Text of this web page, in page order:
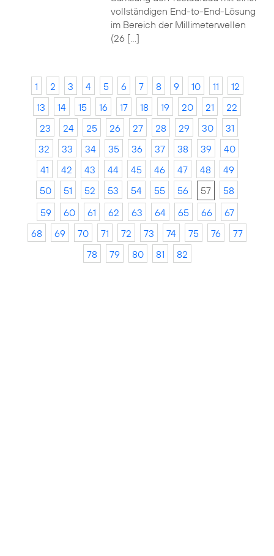
vollständigen End-to-End-Lösung
im Bereich der Millimeterwellen
(26 […]
1 2 3 4 5 6 7 8 9 10 11
12
13
14 15 16 17 18 19 20 21
22
23
24 25 26 27 28 29 30
31
32
33 34 35 36 37 38 39
40
41
42 43 44 45 46 47 48
49
50
51 52 53 54 55 56 57
58
59
60 61 62 63 64 65 66
67
68
69 70 71 72 73 74 75 76
77
78
79 80 81 82